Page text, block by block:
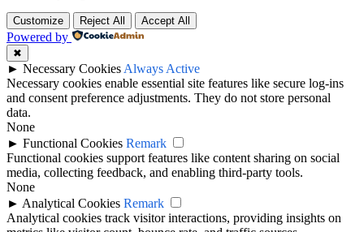
Customize Reject All Accept All
Powered by
✖
► Necessary Cookies Always Active
Necessary cookies enable essential site features like secure log-ins
and consent preference adjustments. They do not store personal
data.
None
► Functional Cookies Remark
Functional cookies support features like content sharing on social
media, collecting feedback, and enabling third-party tools.
None
► Analytical Cookies Remark
Analytical cookies track visitor interactions, providing insights on